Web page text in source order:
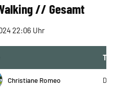
// Gesamt
22:06 Uhr
Christiane Romeo De